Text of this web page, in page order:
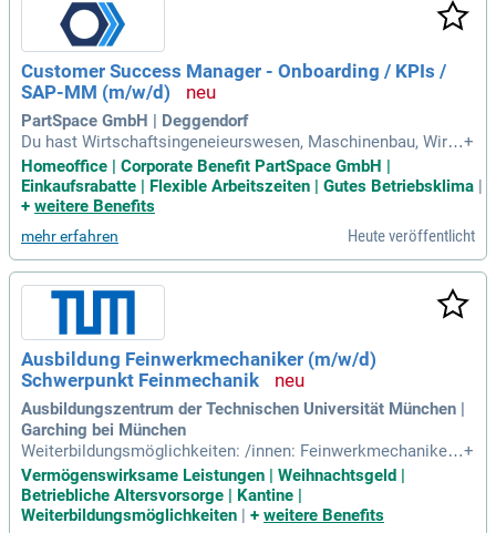
Customer Success Manager - Onboarding / KPIs /
SAP-MM (m/w/d)
PartSpace GmbH | Deggendorf
Du hast Wirtschaftsingeneieurswesen, Maschinenbau, Wirts
chaftsinformatik studiert oder eine alternative Ausbildung
mit Weiterbildung zum Maschinenbautechniker (m/w/d), Fei
nwerkmechanikermeister (m/w/d) und/oder Betriebswirt
+
Homeoffice | Corporate Benefit PartSpace GmbH |
Einkaufsrabatte | Flexible Arbeitszeiten | Gutes Betriebsklima |
+ weitere Benefits
mehr erfahren Heute veröffentlicht
Ausbildung Feinwerkmechaniker (m/w/d)
Schwerpunkt Feinmechanik
Ausbildungszentrum der Technischen Universität München |
Garching bei München
Weiterbildungsmöglichkeiten: /innen: Feinwerkmechaniker
meister (m/w/d); Industriemeister (m/w/d) – Metall.
+
Vermögenswirksame Leistungen | Weihnachtsgeld |
Betriebliche Altersvorsorge | Kantine |
Weiterbildungsmöglichkeiten
+ weitere Benefits